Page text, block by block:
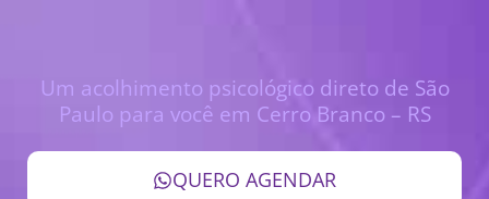
Um acolhimento psicológico direto de São
Paulo para você em Cerro Branco – RS
QUERO AGENDAR